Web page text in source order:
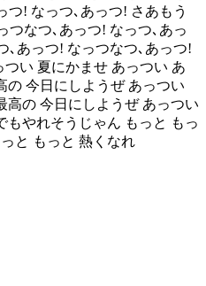
つ! なっつ､あっつ! さあもう
つなつ､あっつ! なっつ､あっ
､あっつ! なっつなつ､あっつ!
い 夏にかませ あっつい あ
の 今日にしようぜ あっつい
高の 今日にしようぜ あっつい
もやれそうじゃん もっと もっ
と もっと 熱くなれ